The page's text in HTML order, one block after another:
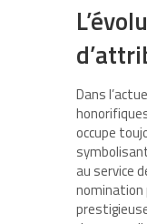
Dans
occupe
au service
nomination